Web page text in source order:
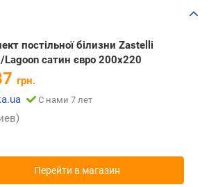
постільної білизни Zastelli
Lagoon сатин євро 200х220
грн.
С нами 7 лет
Перейти в магазин